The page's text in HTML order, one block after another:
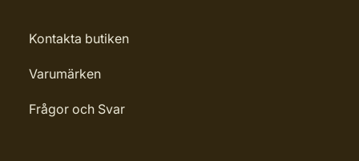
Kontakta butiken
Varumärken
Frågor och Svar